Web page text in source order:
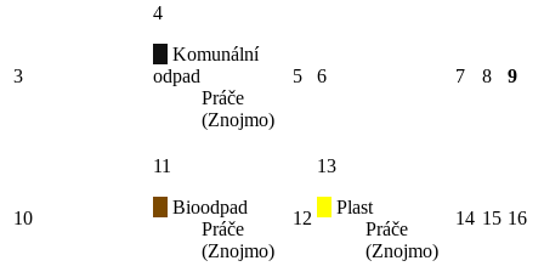
3
4
Komunální
odpad
Práče
(Znojmo)
5 6 7 8 9
10
11
Bioodpad
Práče
(Znojmo)
12
13
Plast
Práče
(Znojmo)
14 15 16